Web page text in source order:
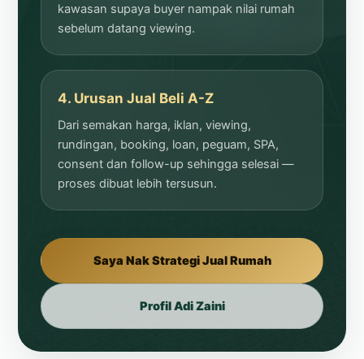
kawasan supaya buyer nampak nilai rumah
sebelum datang viewing.
4. Urusan Jual Beli A-Z
Dari semakan harga, iklan, viewing,
rundingan, booking, loan, peguam, SPA,
consent dan follow-up sehingga selesai —
proses dibuat lebih tersusun.
Saya Nak Strategi Jual Rumah
Profil Adi Zaini